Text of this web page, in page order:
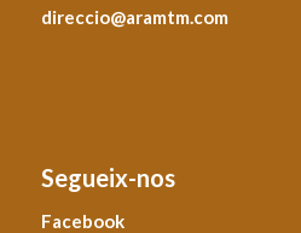
direccio@aramtm.com
Segueix-nos
Facebook